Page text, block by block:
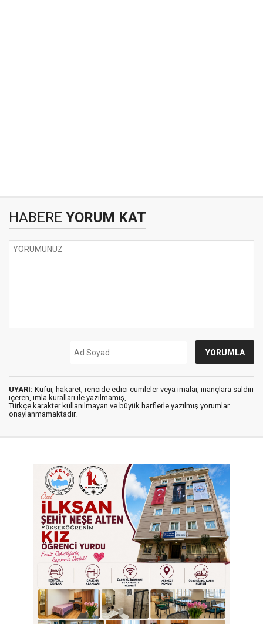
HABERE YORUM KAT
UYARI: Küfür, hakaret, rencide edici cümleler veya imalar, inançlara saldırı
içeren, imla kuralları ile yazılmamış,
Türkçe karakter kullanılmayan ve büyük harflerle yazılmış yorumlar
onaylanmamaktadır.